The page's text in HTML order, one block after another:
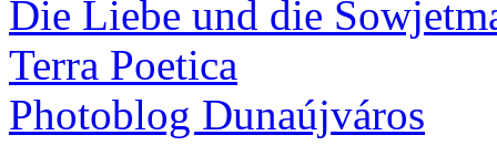
Die Liebe und die
Terra Poetica
Photoblog Dunaújváros